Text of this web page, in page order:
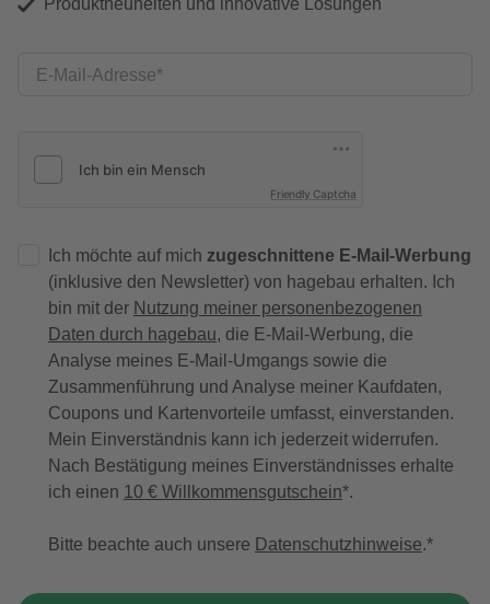
Produktneuheiten und innovative Lösungen
E-Mail-Adresse
Friendly Captcha
Ich möchte auf mich zugeschnittene E-Mail-Werbung
(inklusive den Newsletter) von hagebau erhalten. Ich
bin mit der Nutzung meiner personenbezogenen
Daten durch hagebau, die E-Mail-Werbung, die
Analyse meines E-Mail-Umgangs sowie die
Zusammenführung und Analyse meiner Kaufdaten,
Coupons und Kartenvorteile umfasst, einverstanden.
Mein Einverständnis kann ich jederzeit widerrufen.
Nach Bestätigung meines Einverständnisses erhalte
ich einen 10 € Willkommensgutschein*.
Bitte beachte auch unsere Datenschutzhinweise.